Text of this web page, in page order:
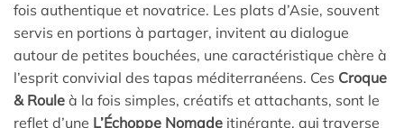
fois authentique et novatrice. Les plats d’Asie, souvent
servis en portions à partager, invitent au dialogue
autour de petites bouchées, une caractéristique chère à
l’esprit convivial des tapas méditerranéens. Ces Croque
& Roule à la fois simples, créatifs et attachants, sont le
reflet d’une L’Échoppe Nomade itinérante, qui traverse